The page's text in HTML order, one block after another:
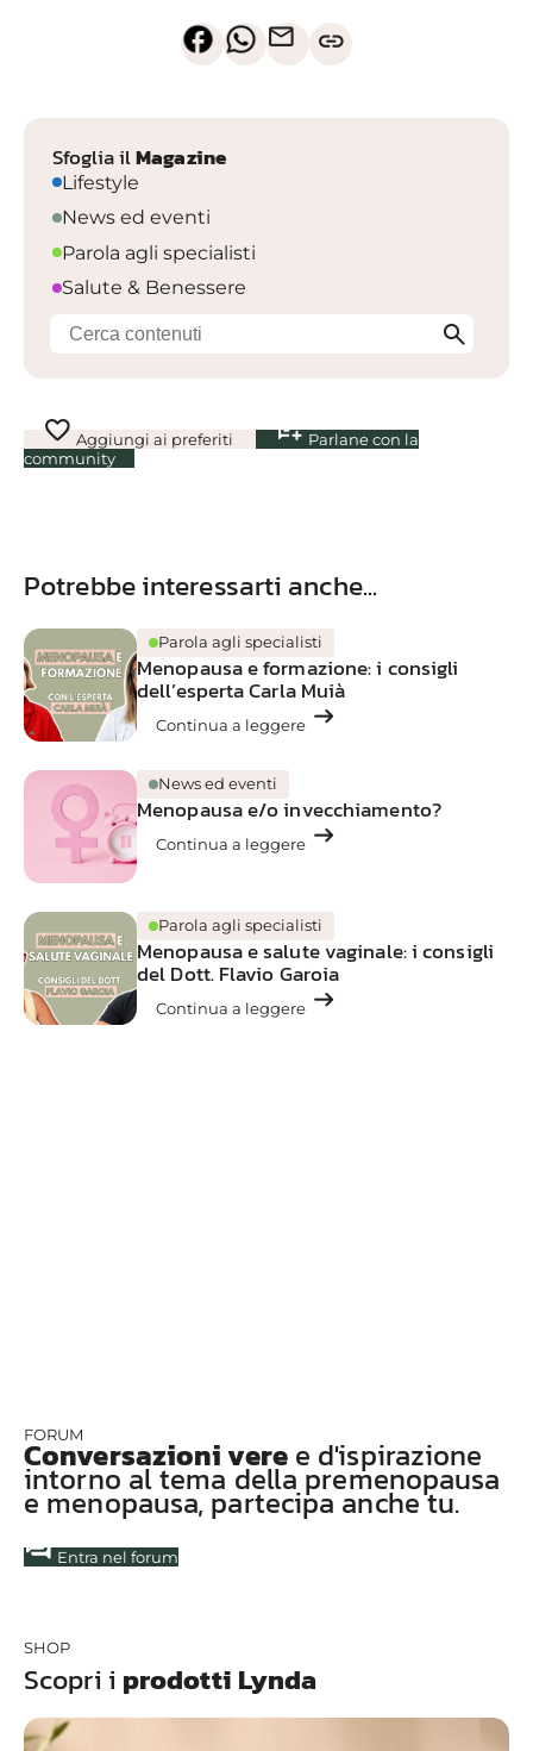
mail link
Sfoglia ilMagazine
Lifestyle
News ed eventi
Parola agli specialisti
Salute & Benessere
search
favorite Aggiungi ai preferiti chat_add_on Parlane con la
community
Potrebbe interessarti anche...
Parola agli specialisti
Menopausa e formazione: i consigli
dell’esperta Carla Muià
Continua a leggere arrow_right_alt
News ed eventi
Menopausa e/o invecchiamento?
Continua a leggere arrow_right_alt
Parola agli specialisti
Menopausa e salute vaginale: i consigli
del Dott. Flavio Garoia
Continua a leggere arrow_right_alt
FORUM
Conversazioni veree d'ispirazione
intorno al tema della premenopausa
e menopausa, partecipa anche tu.
forum Entra nel forum
SHOP
Scopri i prodotti Lynda